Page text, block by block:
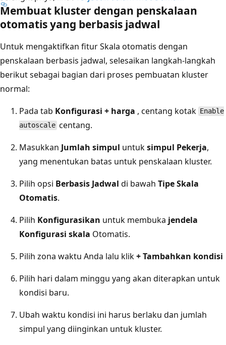
Membuat kluster dengan penskalaan
otomatis yang berbasis jadwal
Untuk mengaktifkan fitur Skala otomatis dengan
penskalaan berbasis jadwal, selesaikan langkah-langkah
berikut sebagai bagian dari proses pembuatan kluster
normal:
Pada tab Konfigurasi + harga , centang kotak Enable
autoscale centang.
Masukkan Jumlah simpul untuksimpul Pekerja,
yang menentukan batas untuk penskalaan kluster.
Pilih opsi Berbasis Jadwal di bawah Tipe Skala
Otomatis.
Pilih Konfigurasikan untuk membuka jendela
Konfigurasi skala Otomatis.
Pilih zona waktu Anda lalu klik+ Tambahkan kondisi
Pilih hari dalam minggu yang akan diterapkan untuk
kondisi baru.
Ubah waktu kondisi ini harus berlaku dan jumlah
simpul yang diinginkan untuk kluster.